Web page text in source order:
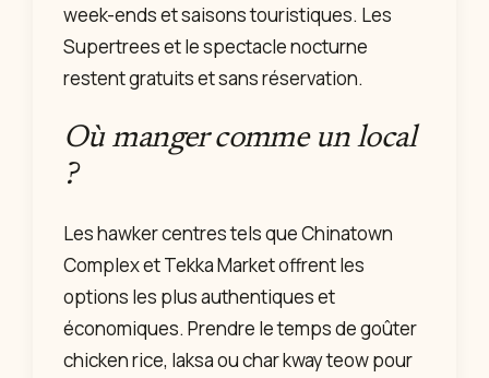
week-ends et saisons touristiques. Les
Supertrees et le spectacle nocturne
restent gratuits et sans réservation.
Où manger comme un local
?
Les hawker centres tels que Chinatown
Complex et Tekka Market offrent les
options les plus authentiques et
économiques. Prendre le temps de goûter
chicken rice, laksa ou char kway teow pour